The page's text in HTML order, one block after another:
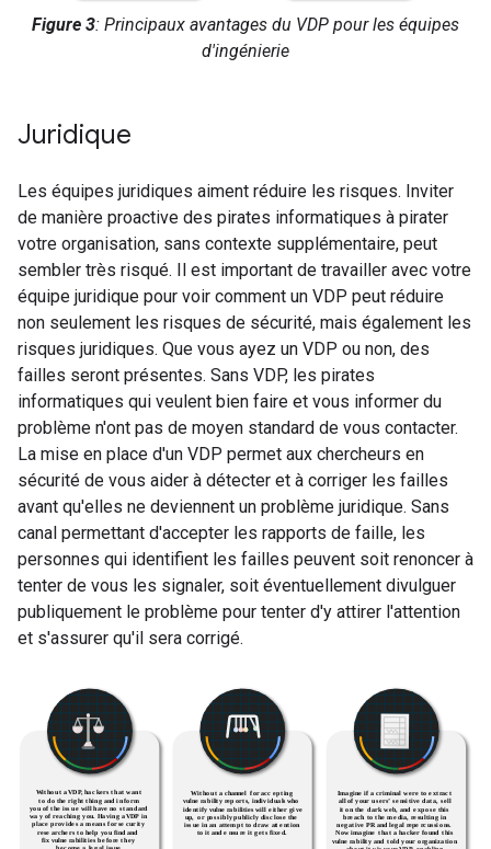
Figure 3: Principaux avantages du VDP pour les équipes
d'ingénierie
Juridique
Les équipes juridiques aiment réduire les risques. Inviter
de manière proactive des pirates informatiques à pirater
votre organisation, sans contexte supplémentaire, peut
sembler très risqué. Il est important de travailler avec votre
équipe juridique pour voir comment un VDP peut réduire
non seulement les risques de sécurité, mais également les
risques juridiques. Que vous ayez un VDP ou non, des
failles seront présentes. Sans VDP, les pirates
informatiques qui veulent bien faire et vous informer du
problème n'ont pas de moyen standard de vous contacter.
La mise en place d'un VDP permet aux chercheurs en
sécurité de vous aider à détecter et à corriger les failles
avant qu'elles ne deviennent un problème juridique. Sans
canal permettant d'accepter les rapports de faille, les
personnes qui identifient les failles peuvent soit renoncer à
tenter de vous les signaler, soit éventuellement divulguer
publiquement le problème pour tenter d'y attirer l'attention
et s'assurer qu'il sera corrigé.